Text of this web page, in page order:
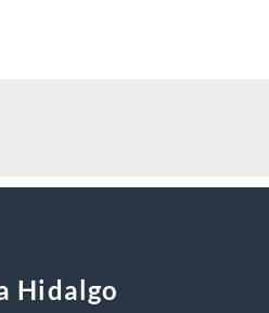
Hidalgo